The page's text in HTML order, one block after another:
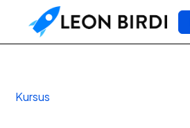
Kursus